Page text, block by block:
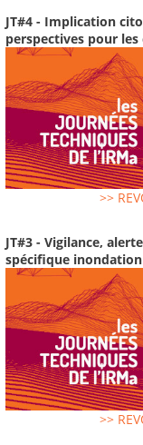
JT#4 - Implication
perspectives pour
>>
JT#3 - Vigilance,
spécifique
>>